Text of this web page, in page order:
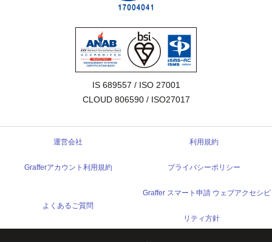
IS 689557 / ISO 27001
CLOUD 806590 / ISO27017
運営会社 利用規約
Grafferアカウント利用規約 プライバシーポリシー
よくあるご質問
Graffer スマート申請 ウェブアクセシビ
リティ方針